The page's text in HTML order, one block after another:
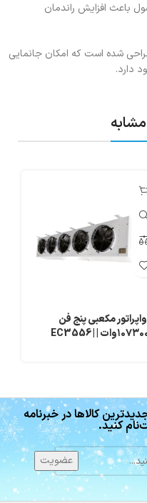
باعث افزایش راندمان
شده است که امکان جانمایی
دارد.
مکعبی پنج فن
۱۰۷۳۰۰وات | EC3556 |
کالاها در خبرنامه
کنید.